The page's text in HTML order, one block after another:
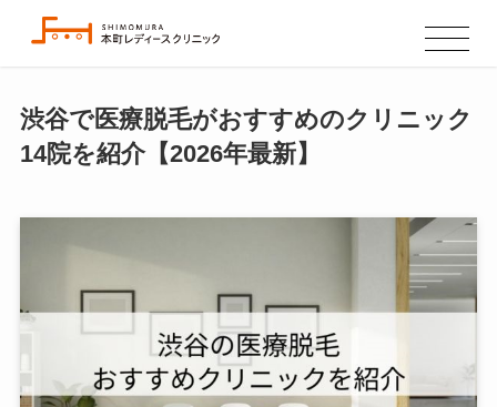
渋谷で医療脱毛がおすすめのクリニック
14院を紹介【2026年最新】